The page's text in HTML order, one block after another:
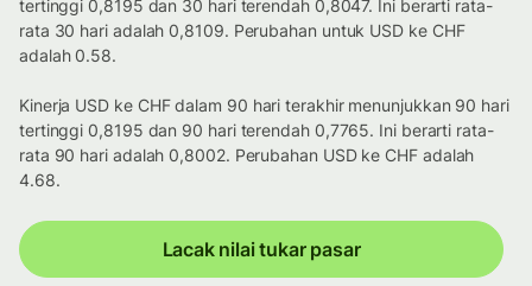
tertinggi 0,8195 dan 30 hari terendah 0,8047. Ini berarti rata-
rata 30 hari adalah 0,8109. Perubahan untuk USD ke CHF
adalah 0.58.
Kinerja USD ke CHF dalam 90 hari terakhir menunjukkan 90 hari
tertinggi 0,8195 dan 90 hari terendah 0,7765. Ini berarti rata-
rata 90 hari adalah 0,8002. Perubahan USD ke CHF adalah
4.68.
Lacak nilai tukar pasar